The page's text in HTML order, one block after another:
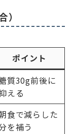
）
ポイント
質30g前後に
える
食で減らした
を補う